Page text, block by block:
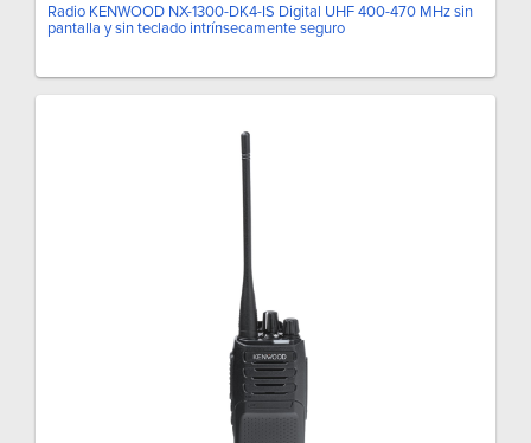
Radio KENWOOD NX-1300-DK4-IS Digital UHF 400-470 MHz sin
pantalla y sin teclado intrínsecamente seguro